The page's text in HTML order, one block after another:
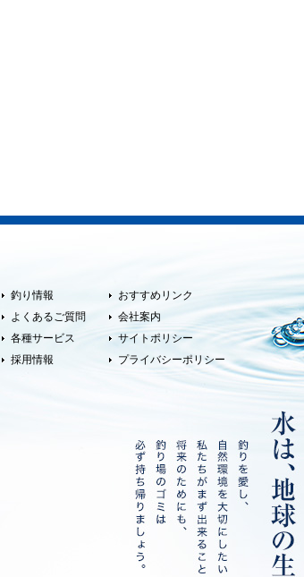
釣り情報
よくあるご質問
各種サービス
採用情報
おすすめリンク
会社案内
サイトポリシー
プライバシーポリシー